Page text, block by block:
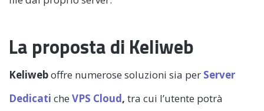
La proposta di Keliweb
Keliweboffre numerose soluzioni sia per Server
Dedicati che VPS Cloud, tra cui l’utente potrà